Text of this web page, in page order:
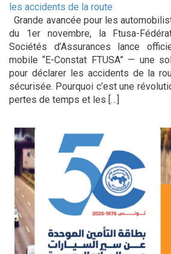
les accidents de la route
Grande avancée pour les
du 1er novembre, la Ftusa-
Sociétés d’Assurances lance
mobile “E-Constat FTUSA” — une
pour déclarer les accidents de la
sécurisée. Pourquoi c’est une
pertes de temps et les […]